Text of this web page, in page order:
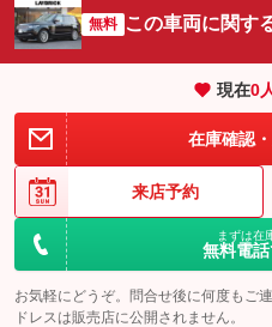
無料 この車両に関す
現在0
在庫確認
来店予約
まずは在
無料電
お気軽にどうぞ。問合せ後に何度もご
ドレスは販売店に公開されません。